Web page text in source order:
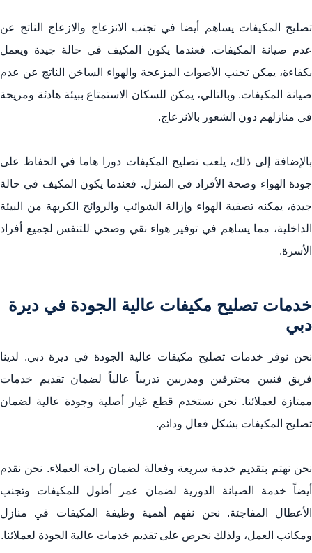
التكلفة والوقت المتوقع ل‏تصليح مكيفات ديرة دبي
تقييم شركات ‏تصليح مكيفات ديرة دبي
تصليح المكيفات يساهم أيضا في تجنب الانزعاج والازعاج الناتج عن
عدم صيانة المكيفات. فعندما يكون المكيف في حالة جيدة ويعمل
بكفاءة، يمكن تجنب الأصوات المزعجة والهواء الساخن الناتج عن عدم
صيانة المكيفات. وبالتالي، يمكن للسكان الاستمتاع ببيئة هادئة ومريحة
في منازلهم دون الشعور بالانزعاج.
بالإضافة إلى ذلك، يلعب تصليح المكيفات دورا هاما في الحفاظ على
جودة الهواء وصحة الأفراد في المنزل. فعندما يكون المكيف في حالة
جيدة، يمكنه تصفية الهواء وإزالة الشوائب والروائح الكريهة من البيئة
الداخلية، مما يساهم في توفير هواء نقي وصحي للتنفس لجميع أفراد
الأسرة.
خدمات تصليح مكيفات عالية الجودة في ديرة
دبي
نحن نوفر خدمات تصليح مكيفات عالية الجودة في ديرة دبي. لدينا
فريق فنيين محترفين ومدربين تدريباً عالياً لضمان تقديم خدمات
ممتازة لعملائنا. نحن نستخدم قطع غيار أصلية وجودة عالية لضمان
تصليح المكيفات بشكل فعال ودائم.
نحن نهتم بتقديم خدمة سريعة وفعالة لضمان راحة العملاء. نحن نقدم
أيضاً خدمة الصيانة الدورية لضمان عمر أطول للمكيفات وتجنب
الأعطال المفاجئة. نحن نفهم أهمية وظيفة المكيفات في منازل
ومكاتب العمل، ولذلك نحرص على تقديم خدمات عالية الجودة لعملائنا.